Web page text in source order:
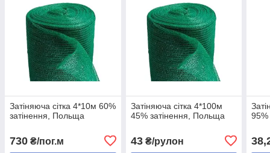
Затіняюча сітка 4*10м 60%
затінення, Польща
730 ₴/пог.м
Затіняюча сітка 4*100м
45% затінення, Польща
43₴/рулон